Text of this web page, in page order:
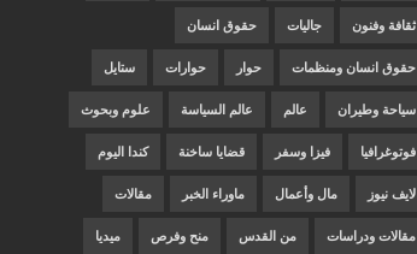
ثقافة وفنون جاليات حقوق انسان
حقوق انسان ومنظمات حوار حوارات ستايل
سياحة وطيران عالم عالم السياسة علوم وبحوث
فوتوغرافيا فيزا وسفر قضايا ساخنة كندا اليوم
لايف نيوز مال وأعمال ماوراء الخبر مقالات
مقالات ودراسات من القدس منح وفرص ميديا